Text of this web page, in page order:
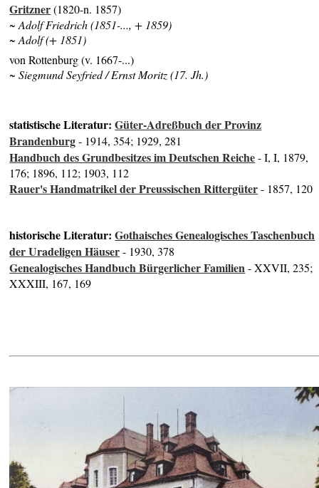
Gritzner(1820-n. 1857)
~ Adolf Friedrich (1851-..., + 1859)
~ Adolf (+ 1851)
von Rottenburg (v. 1667-...)
~ Siegmund Seyfried / Ernst Moritz (17. Jh.)
statistische Literatur:Güter-Adreßbuch der Provinz
Brandenburg- 1914, 354; 1929, 281
Handbuch des Grundbesitzes im Deutschen Reiche- I, I, 1879,
176; 1896, 112; 1903, 112
Rauer's Handmatrikel der Preussischen Rittergüter- 1857, 120
historische Literatur:Gothaisches Genealogisches Taschenbuch
der Uradeligen Häuser- 1930, 378
Genealogisches Handbuch Bürgerlicher Familien- XXVII, 235;
XXXIII, 167, 169